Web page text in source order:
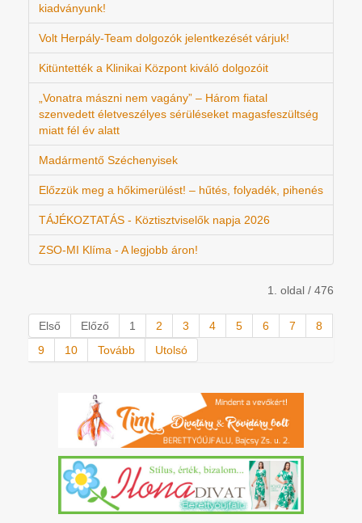
kiadványunk!
Volt Herpály-Team dolgozók jelentkezését várjuk!
Kitüntették a Klinikai Központ kiváló dolgozóit
„Vonatra mászni nem vagány” – Három fiatal
szenvedett életveszélyes sérüléseket magasfeszültség
miatt fél év alatt
Madármentő Széchenyisek
Előzzük meg a hőkimerülést! – hűtés, folyadék, pihenés
TÁJÉKOZTATÁS - Köztisztviselők napja 2026
ZSO-MI Klíma - A legjobb áron!
1. oldal / 476
Első Előző 1 2 3 4 5 6 7
8
9
10 Tovább Utolsó